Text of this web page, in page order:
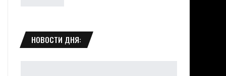
НОВОСТИ ДНЯ: